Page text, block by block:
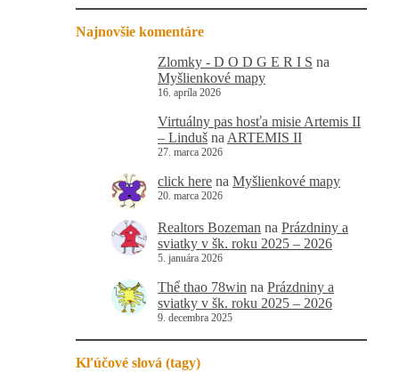
Najnovšie komentáre
Zlomky - D O D G E R I S na
Myšlienkové mapy
16. apríla 2026
Virtuálny pas hosťa misie Artemis II
– Linduš naARTEMIS II
27. marca 2026
click here na Myšlienkové mapy
20. marca 2026
Realtors Bozeman na Prázdniny a
sviatky v šk. roku 2025 – 2026
5. januára 2026
Thể thao 78win na Prázdniny a
sviatky v šk. roku 2025 – 2026
9. decembra 2025
Kľúčové slová (tagy)